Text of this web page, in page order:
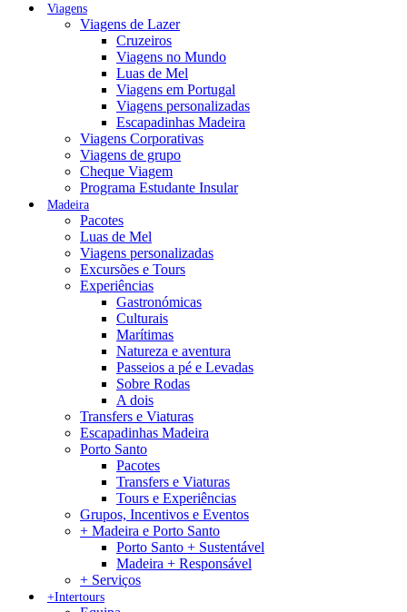
Viagens
Viagens de Lazer
Cruzeiros
Viagens no Mundo
Luas de Mel
Viagens em Portugal
Viagens personalizadas
Escapadinhas Madeira
Viagens Corporativas
Viagens de grupo
Cheque Viagem
Programa Estudante Insular
Madeira
Pacotes
Luas de Mel
Viagens personalizadas
Excursões e Tours
Experiências
Gastronómicas
Culturais
Marítimas
Natureza e aventura
Passeios a pé e Levadas
Sobre Rodas
A dois
Transfers e Viaturas
Escapadinhas Madeira
Porto Santo
Pacotes
Transfers e Viaturas
Tours e Experiências
Grupos, Incentivos e Eventos
+ Madeira e Porto Santo
Porto Santo + Sustentável
Madeira + Responsável
+ Serviços
+Intertours